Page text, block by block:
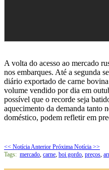
A volta do acesso ao mercado
nos embarques. Até a segunda
diário exportado de carne bovina
volume vendido por dia em
possível que o recorde seja
aquecimento da demanda tanto
doméstico, podem refletir em
<< Notícia Anterior Próxima Notícia >>
Tags: mercado, carne, boi gordo, preços,